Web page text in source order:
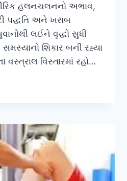
હલનચલનનો અભાવ,
પદ્ધતિ અને ખરાબ
લઈને વૃદ્ધો સુધી
શિકાર બની રહ્યા
વિસ્તારમાં રહો…